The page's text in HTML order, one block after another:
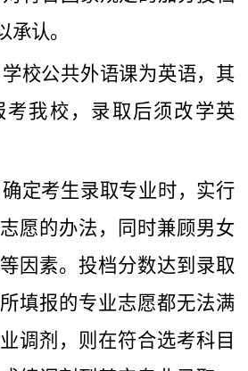
承认。
学校公共外语课为英语，其
考我校，录取后须改学英
确定考生录取专业时，实行
愿的办法，同时兼顾男女
因素。投档分数达到录取
填报的专业志愿都无法满
调剂，则在符合选考科目